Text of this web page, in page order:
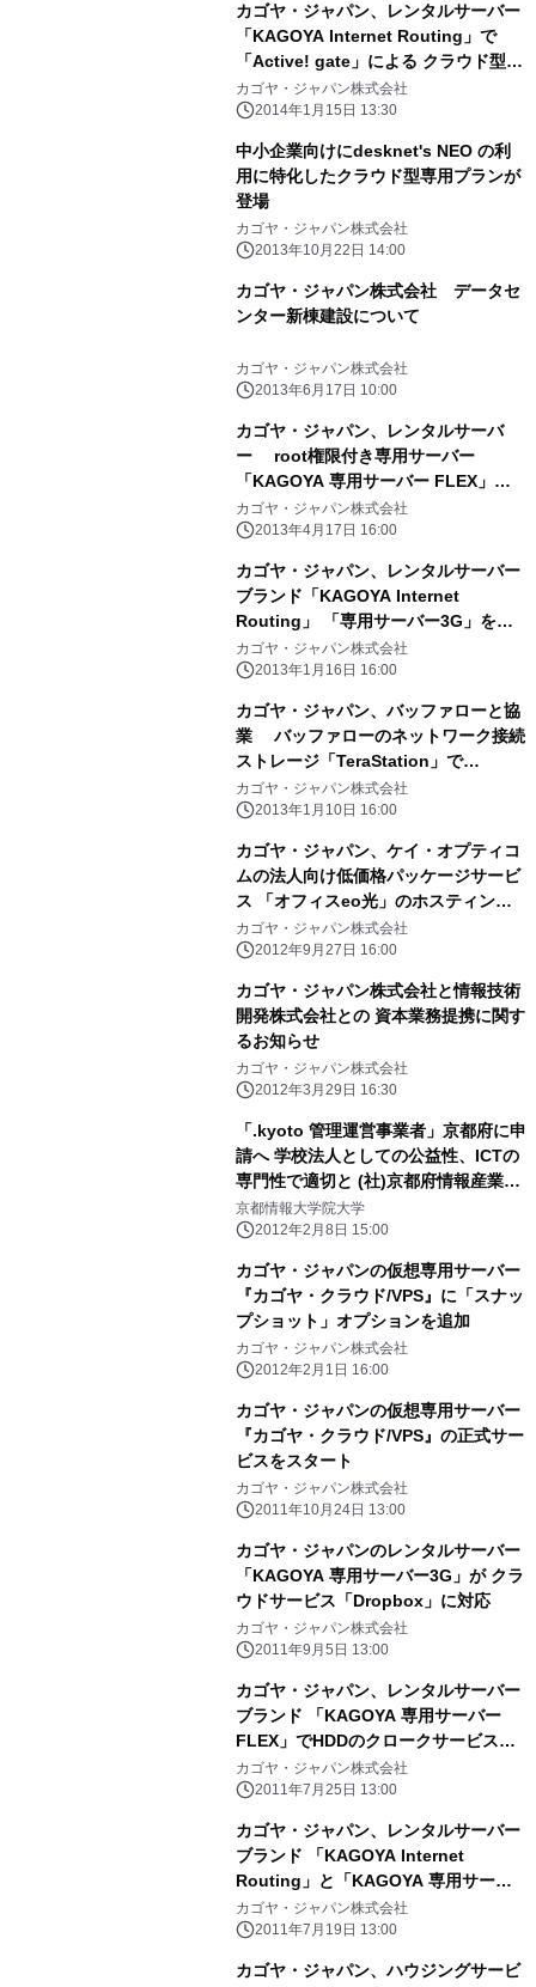
カゴヤ・ジャパン、レンタルサーバー
「KAGOYA Internet Routing」で
「Active! gate」による クラウド型の
本格的なメール誤送信防止サービスを
開始
カゴヤ・ジャパン株式会社
2014年1月15日 13:30
中小企業向けにdesknet's NEO の利
用に特化したクラウド型専用プランが
登場
カゴヤ・ジャパン株式会社
2013年10月22日 14:00
カゴヤ・ジャパン株式会社 データセ
ンター新棟建設について
カゴヤ・ジャパン株式会社
2013年6月17日 10:00
カゴヤ・ジャパン、レンタルサーバ
ー root権限付き専用サーバー
「KAGOYA 専用サーバー FLEX」
～ レンタルサーバー初のキャリアフリ
ー回線オプションを提供、 サーバース
プに一新 ～
カゴヤ・ジャパン株式会社
2013年4月17日 16:00
カゴヤ・ジャパン、レンタルサーバー
ブランド「KAGOYA Internet
Routing」 「専用サーバー3G」をリ
ニューアル
カゴヤ・ジャパン株式会社
2013年1月16日 16:00
カゴヤ・ジャパン、バッファローと協
業 バッファローのネットワーク接続
ストレージ「TeraStation」で
「TeraStationリモートバックアップ
サービス」を提供開始
カゴヤ・ジャパン株式会社
2013年1月10日 16:00
カゴヤ・ジャパン、ケイ・オプティコ
ムの法人向け低価格パッケージサービ
ス 「オフィスeo光」のホスティング
サービスで レンタルサーバーブランド
『KAGOYA Internet Routing』の
カゴヤ・ジャパン株式会社
2012年9月27日 16:00
カゴヤ・ジャパン株式会社と情報技術
開発株式会社との 資本業務提携に関す
るお知らせ
カゴヤ・ジャパン株式会社
2012年3月29日 16:30
「.kyoto 管理運営事業者」京都府に申
請へ 学校法人としての公益性、ICTの
専門性で適切と (社)京都府情報産業協
会が推挙
京都情報大学院大学
2012年2月8日 15:00
カゴヤ・ジャパンの仮想専用サーバー
『カゴヤ・クラウド/VPS』に「スナッ
プショット」オプションを追加
カゴヤ・ジャパン株式会社
2012年2月1日 16:00
カゴヤ・ジャパンの仮想専用サーバー
『カゴヤ・クラウド/VPS』の正式サー
ビスをスタート
カゴヤ・ジャパン株式会社
2011年10月24日 13:00
カゴヤ・ジャパンのレンタルサーバー
「KAGOYA 専用サーバー3G」が クラ
ウドサービス「Dropbox」に対応
カゴヤ・ジャパン株式会社
2011年9月5日 13:00
カゴヤ・ジャパン、レンタルサーバー
ブランド 「KAGOYA 専用サーバー
FLEX」でHDDのクロークサービスを
提供
カゴヤ・ジャパン株式会社
2011年7月25日 13:00
カゴヤ・ジャパン、レンタルサーバー
ブランド 「KAGOYA Internet
Routing」と「KAGOYA 専用サーバ
ーFLEX」で バックアップサービスの
提供を開始
カゴヤ・ジャパン株式会社
2011年7月19日 13:00
カゴヤ・ジャパン、ハウジングサービ